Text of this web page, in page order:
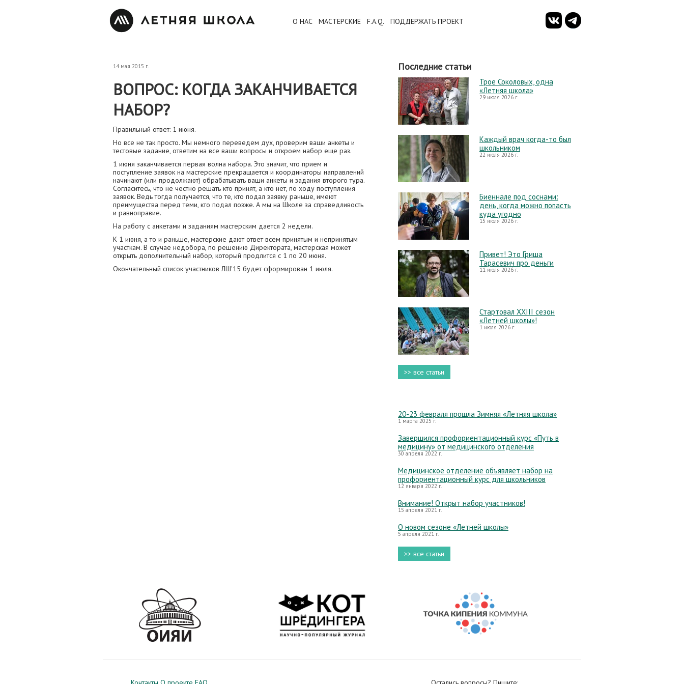
О НАС МАСТЕРСКИЕ F.A.Q. ПОДДЕРЖАТЬ ПРОЕКТ
14 мая 2015 г.
ВОПРОС: КОГДА ЗАКАНЧИВАЕТСЯ
НАБОР?
Правильный ответ: 1 июня.
Но все не так просто. Мы немного переведем дух, проверим ваши анкеты и
тестовые задание, ответим на все ваши вопросы и откроем набор еще раз.
1 июня заканчивается первая волна набора. Это значит, что прием и
поступление заявок на мастерские прекращается и координаторы направлений
начинают (или продолжают) обрабатывать ваши анкеты и задания второго тура.
Согласитесь, что не честно решать кто принят, а кто нет, по ходу поступления
заявок. Ведь тогда получается, что те, кто подал заявку раньше, имеют
преимущества перед теми, кто подал позже. А мы на Школе за справедливость
и равноправие.
На работу с анкетами и заданиям мастерским дается 2 недели.
К 1 июня, а то и раньше, мастерские дают ответ всем принятым и непринятым
участкам. В случае недобора, по решению Директората, мастерская может
открыть дополнительный набор, который продлится с 1 по 20 июня.
Окончательный список участников ЛШ'15 будет сформирован 1 июля.
Последние статьи
Трое Соколовых, одна
«Летняя школа»
29 июля 2026 г.
Каждый врач когда-то был
школьником
22 июля 2026 г.
Биеннале под соснами:
день, когда можно попасть
куда угодно
15 июля 2026 г.
Привет! Это Гриша
Тарасевич про деньги
11 июля 2026 г.
Стартовал XXIII сезон
«Летней школы»!
1 июля 2026 г.
>> все статьи
20-23 февраля прошла Зимняя «Летняя школа»
1 марта 2025 г.
Завершился профориентационный курс «Путь в
медицину» от медицинского отделения
30 апреля 2022 г.
Медицинское отделение объявляет набор на
профориентационный курс для школьников
12 января 2022 г.
Внимание! Открыт набор участников!
15 апреля 2021 г.
О новом сезоне «Летней школы»
5 апреля 2021 г.
>> все статьи